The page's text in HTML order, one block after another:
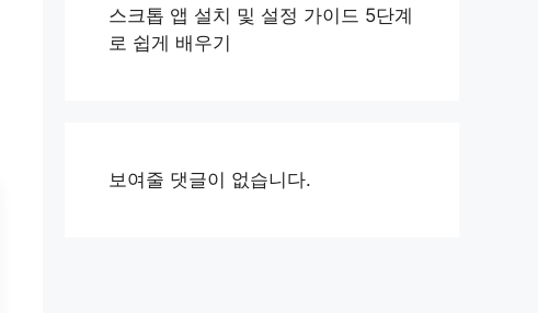
스크톱 앱 설치 및 설정 가이드 5단계
로 쉽게 배우기
보여줄 댓글이 없습니다.